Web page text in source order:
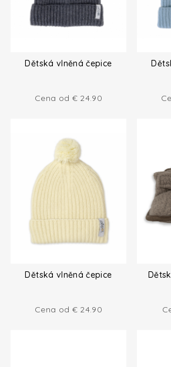
Dětská vlněná čepice
Cena od € 24.90
Dětská vlněná čepice
Cena od € 24.90